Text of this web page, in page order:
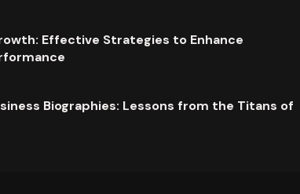
Effective Strategies to Enhance
Biographies: Lessons from the Titans of